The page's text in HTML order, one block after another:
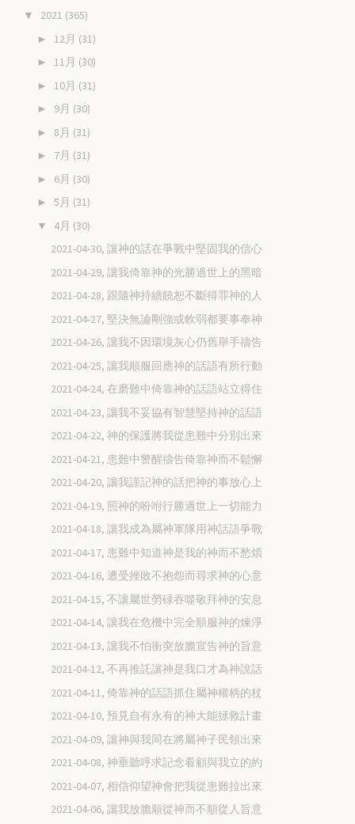
▼ 2021 (365)
► 12月 (31)
► 11月 (30)
► 10月 (31)
► 9月 (30)
► 8月 (31)
► 7月 (31)
► 6月 (30)
► 5月 (31)
▼ 4月 (30)
2021-04-30, 讓神的話在爭戰中堅固我的信心
2021-04-29, 讓我倚靠神的光勝過世上的黑暗
2021-04-28, 跟隨神持續饒恕不斷得罪神的人
2021-04-27, 堅決無論剛強或軟弱都要事奉神
2021-04-26, 讓我不因環境灰心仍舊舉手禱告
2021-04-25, 讓我順服回應神的話語有所行動
2021-04-24, 在磨難中倚靠神的話語站立得住
2021-04-23, 讓我不妥協有智慧堅持神的話語
2021-04-22, 神的保護將我從患難中分別出來
2021-04-21, 患難中警醒禱告倚靠神而不鬆懈
2021-04-20, 讓我謹記神的話把神的事放心上
2021-04-19, 照神的吩咐行勝過世上一切能力
2021-04-18, 讓我成為屬神軍隊用神話語爭戰
2021-04-17, 患難中知道神是我的神而不愁煩
2021-04-16, 遭受挫敗不抱怨而尋求神的心意
2021-04-15, 不讓屬世勞碌吞噬敬拜神的安息
2021-04-14, 讓我在危機中完全順服神的煉淨
2021-04-13, 讓我不怕衝突放膽宣告神的旨意
2021-04-12, 不再推託讓神是我口才為神說話
2021-04-11, 倚靠神的話語抓住屬神權柄的杖
2021-04-10, 預見自有永有的神大能拯救計畫
2021-04-09, 讓神與我同在將屬神子民領出來
2021-04-08, 神垂聽呼求記念看顧與我立的約
2021-04-07, 相信仰望神會把我從患難拉出來
2021-04-06, 讓我放膽順從神而不順從人旨意